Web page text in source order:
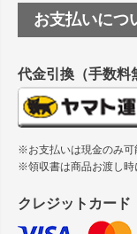
つや消し半透明
縦420mm×横
お支払いにつ
代金引換（手数料
※お支払いは現金のみ可
※領収書は商品お渡し時
クレジットカード